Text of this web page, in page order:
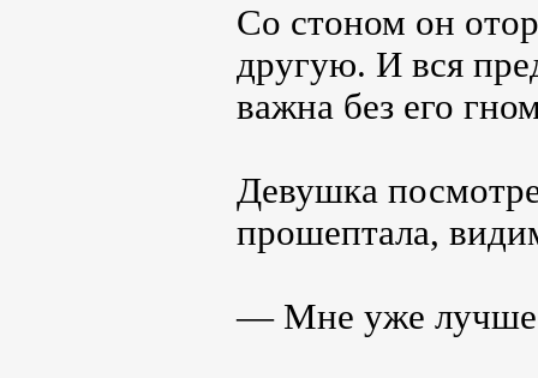
Со стоном он
другую. И вся
важна без его
Девушка
прошептала,
— Мне уже лучше,